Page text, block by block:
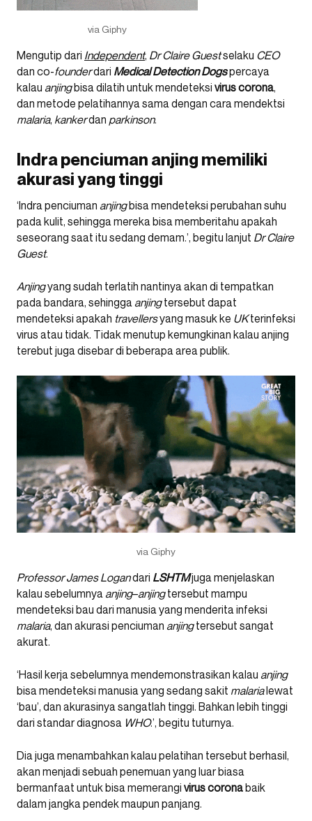
via Giphy
Mengutip dari Independent, Dr Claire Guestselaku CEO
dan co-founderdari Medical Detection Dogspercaya
kalau anjingbisa dilatih untuk mendeteksi virus corona,
dan metode pelatihannya sama dengan cara mendektsi
malaria, kankerdan parkinson.
Indra penciuman anjing memiliki
akurasi yang tinggi
‘Indra penciuman anjingbisa mendeteksi perubahan suhu
pada kulit, sehingga mereka bisa memberitahu apakah
seseorang saat itu sedang demam.’, begitu lanjut Dr Claire
Guest.
Anjingyang sudah terlatih nantinya akan di tempatkan
pada bandara, sehinggaanjingtersebut dapat
mendeteksi apakah travellersyang masuk ke UKterinfeksi
virus atau tidak. Tidak menutup kemungkinan kalau anjing
terebut juga disebar di beberapa area publik.
via Giphy
Professor James Logandari LSHTMjuga menjelaskan
kalau sebelumnyaanjing–anjingtersebut mampu
mendeteksi bau dari manusia yang menderita infeksi
malaria, dan akurasi penciuman anjingtersebut sangat
akurat.
‘Hasil kerja sebelumnya mendemonstrasikan kalau anjing
bisa mendeteksi manusia yang sedang sakit malarialewat
‘bau’, dan akurasinya sangatlah tinggi. Bahkan lebih tinggi
dari standar diagnosa WHO.’, begitu tuturnya.
Dia juga menambahkan kalau pelatihan tersebut berhasil,
akan menjadi sebuah penemuan yang luar biasa
bermanfaat untuk bisa memerangi virus coronabaik
dalam jangka pendek maupun panjang.